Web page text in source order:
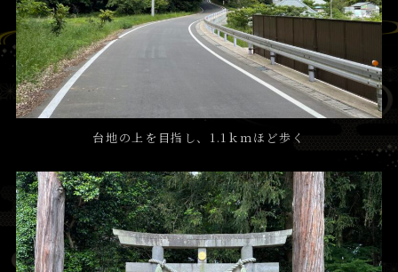
台地の上を目指し、1.1ｋｍほど歩く